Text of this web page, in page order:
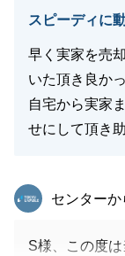
もより良いご
もご家族皆様
り、弊社の話
申し上げます。
Y様ご家族の
今後ともご愛
ます。
スピーディに
早く実家を売
いた頂き良か
自宅から実家
せにして頂き
東急リバブ
センター
S様、この度